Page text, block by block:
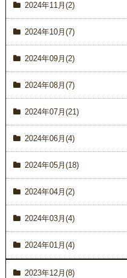
2024年11月(2)
2024年10月(7)
2024年09月(2)
2024年08月(7)
2024年07月(21)
2024年06月(4)
2024年05月(18)
2024年04月(2)
2024年03月(4)
2024年01月(4)
2023年12月(8)